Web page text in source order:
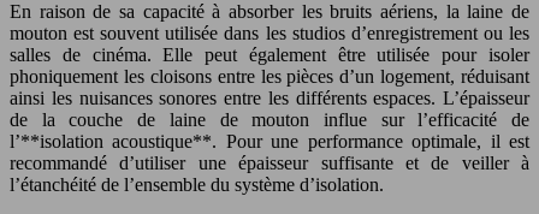
En raison de sa capacité à absorber les bruits aériens, la laine de
mouton est souvent utilisée dans les studios d’enregistrement ou les
salles de cinéma. Elle peut également être utilisée pour isoler
phoniquement les cloisons entre les pièces d’un logement, réduisant
ainsi les nuisances sonores entre les différents espaces. L’épaisseur
de la couche de laine de mouton influe sur l’efficacité de
l’**isolation acoustique**. Pour une performance optimale, il est
recommandé d’utiliser une épaisseur suffisante et de veiller à
l’étanchéité de l’ensemble du système d’isolation.